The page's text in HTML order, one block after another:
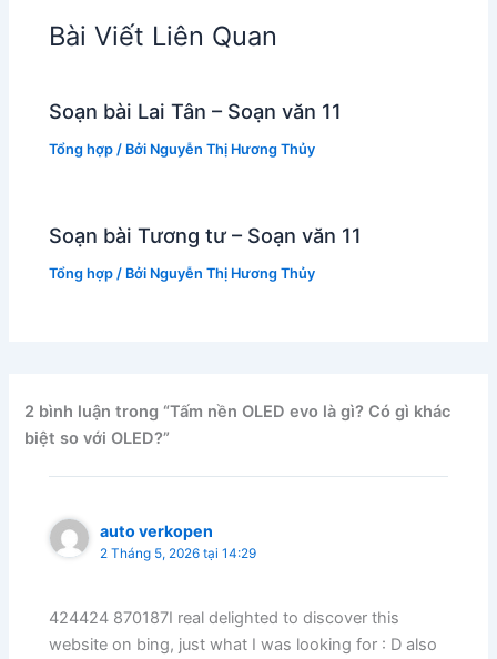
Bài Viết Liên Quan
Soạn bài Lai Tân – Soạn văn 11
Tổng hợp / Bởi Nguyễn Thị Hương Thủy
Soạn bài Tương tư – Soạn văn 11
Tổng hợp / Bởi Nguyễn Thị Hương Thủy
2 bình luận trong “Tấm nền OLED evo là gì? Có gì khác
biệt so với OLED?”
auto verkopen
2 Tháng 5, 2026 tại 14:29
424424 870187I real delighted to discover this
website on bing, just what I was looking for : D also